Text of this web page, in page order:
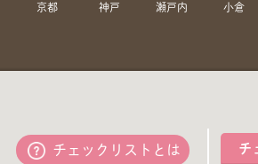
チェックリストとは チ
京都 神戸 瀬戸内 小倉